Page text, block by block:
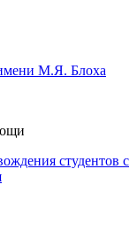
М.Я. Блоха
студентов с